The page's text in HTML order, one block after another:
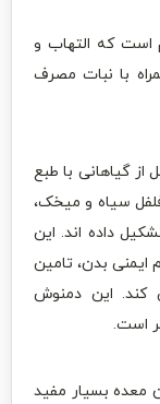
است که التهاب و
با نبات مصرف
گیاهانی با طبع
سیاه و میخک،
داده اند. این
بدن، تامین
کند. این دمنوش
است.
معده بسیار مفید